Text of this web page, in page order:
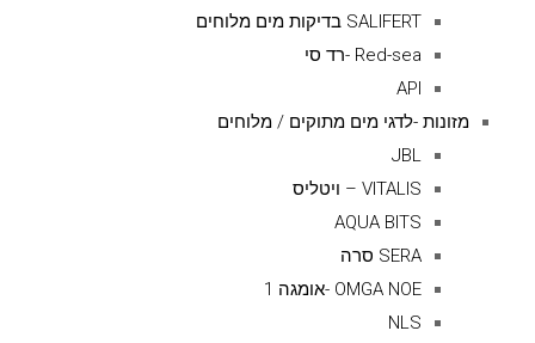
SALIFERT בדיקות מים מלוחים
Red-sea -רד סי
API
מזונות -לדגי מים מתוקים / מלוחים
JBL
VITALIS – ויטליס
AQUA BITS
SERA סרה
OMGA NOE -אומגה 1
NLS